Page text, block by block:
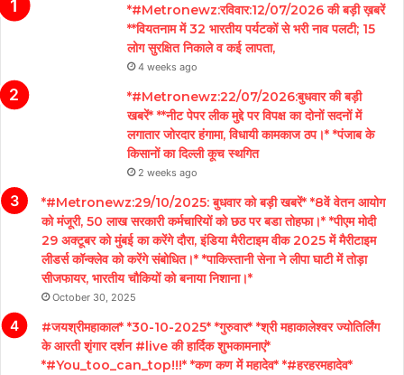
*#Metronewz:रविवार:12/07/2026 की बड़ी ख़बरें
**वियतनाम में 32 भारतीय पर्यटकों से भरी नाव पलटी; 15
लोग सुरक्षित निकाले व कई लापता,
4 weeks ago
*#Metronewz:22/07/2026:बुधवार की बड़ी
खबरें* **नीट पेपर लीक मुद्दे पर विपक्ष का दोनों सदनों में
लगातार जोरदार हंगामा, विधायी कामकाज ठप।* *पंजाब के
किसानों का दिल्ली कूच स्थगित
2 weeks ago
*#Metronewz:29/10/2025: बुधवार को बड़ी खबरें* *8वें वेतन आयोग
को मंजूरी, 50 लाख सरकारी कर्मचारियों को छठ पर बडा तोहफा।* *पीएम मोदी
29 अक्टूबर को मुंबई का करेंगे दौरा, इंडिया मैरीटाइम वीक 2025 में मैरीटाइम
लीडर्स कॉन्क्लेव को करेंगे संबोधित।* *पाकिस्तानी सेना ने लीपा घाटी में तोड़ा
सीजफायर, भारतीय चौकियों को बनाया निशाना।*
October 30, 2025
#जयश्रीमहाकाल* *30-10-2025* *गुरुवार* *श्री महाकालेश्वर ज्योतिर्लिंग
के आरती शृंगार दर्शन #live की हार्दिक शुभकामनाएं*
*#You_too_can_top!!!* *कण कण में महादेव* *#हरहरमहादेव*